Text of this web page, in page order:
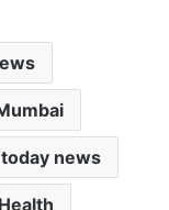
news